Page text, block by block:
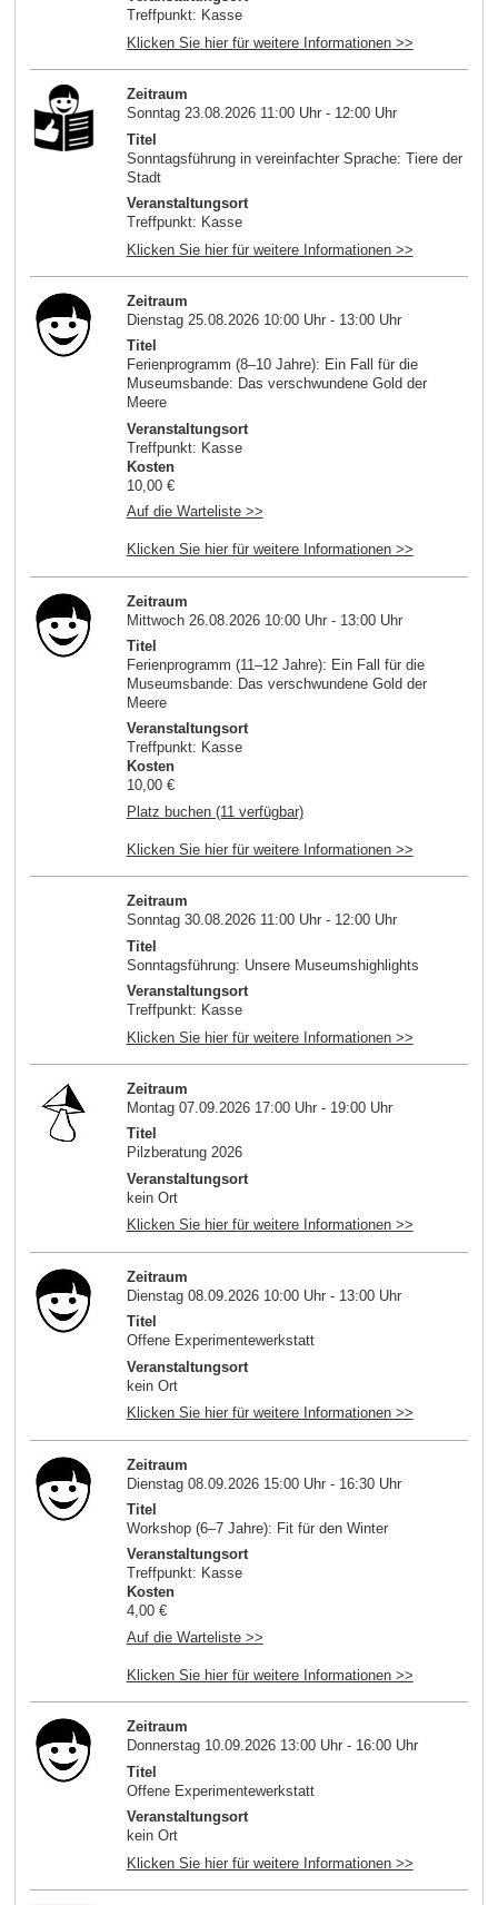
Treffpunkt: Kasse
Klicken Sie hier für weitere Informationen >>
Zeitraum
Sonntag 23.08.2026 11:00 Uhr - 12:00 Uhr
Titel
Sonntagsführung in vereinfachter Sprache: Tiere der
Stadt
Veranstaltungsort
Treffpunkt: Kasse
Klicken Sie hier für weitere Informationen >>
Zeitraum
Dienstag 25.08.2026 10:00 Uhr - 13:00 Uhr
Titel
Ferienprogramm (8–10 Jahre): Ein Fall für die
Museumsbande: Das verschwundene Gold der
Meere
Veranstaltungsort
Treffpunkt: Kasse
Kosten
10,00 €
Auf die Warteliste >>
Klicken Sie hier für weitere Informationen >>
Zeitraum
Mittwoch 26.08.2026 10:00 Uhr - 13:00 Uhr
Titel
Ferienprogramm (11–12 Jahre): Ein Fall für die
Museumsbande: Das verschwundene Gold der
Meere
Veranstaltungsort
Treffpunkt: Kasse
Kosten
10,00 €
Platz buchen (11 verfügbar)
Klicken Sie hier für weitere Informationen >>
Zeitraum
Sonntag 30.08.2026 11:00 Uhr - 12:00 Uhr
Titel
Sonntagsführung: Unsere Museumshighlights
Veranstaltungsort
Treffpunkt: Kasse
Klicken Sie hier für weitere Informationen >>
Zeitraum
Montag 07.09.2026 17:00 Uhr - 19:00 Uhr
Titel
Pilzberatung 2026
Veranstaltungsort
kein Ort
Klicken Sie hier für weitere Informationen >>
Zeitraum
Dienstag 08.09.2026 10:00 Uhr - 13:00 Uhr
Titel
Offene Experimentewerkstatt
Veranstaltungsort
kein Ort
Klicken Sie hier für weitere Informationen >>
Zeitraum
Dienstag 08.09.2026 15:00 Uhr - 16:30 Uhr
Titel
Workshop (6–7 Jahre): Fit für den Winter
Veranstaltungsort
Treffpunkt: Kasse
Kosten
4,00 €
Auf die Warteliste >>
Klicken Sie hier für weitere Informationen >>
Zeitraum
Donnerstag 10.09.2026 13:00 Uhr - 16:00 Uhr
Titel
Offene Experimentewerkstatt
Veranstaltungsort
kein Ort
Klicken Sie hier für weitere Informationen >>